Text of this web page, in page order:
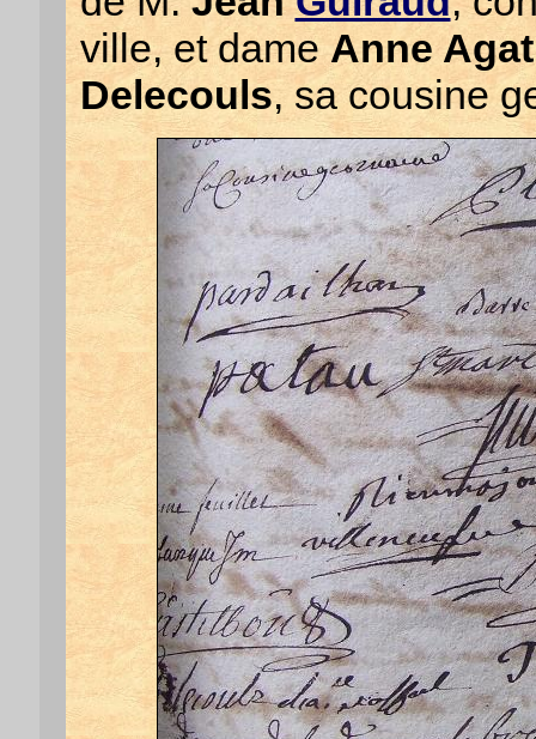
ville, et dame Anne
Delecouls, sa cousine